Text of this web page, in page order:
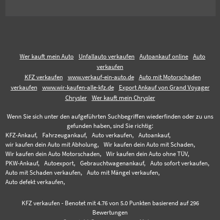
Wer kauft mein Auto Unfallauto verkaufen Autoankauf online
Auto
verkaufen
KFZ verkaufen
www.verkauf-ein-auto.de
Auto mit Motorschaden
verkaufen
www.wir-kaufen-alle-kfz.de
Export Ankauf von Grand Voyager
Chrysler
Wer kauft mein Chrysler
Wenn Sie sich unter den aufgeführten Suchbegriffen wiederfinden oder zu uns
gefunden haben, sind Sie richtig:
KFZ-Ankauf,
Fahrzeugankauf, Auto verkaufen,
Autoankauf,
wir kaufen dein Auto mit Abholung,
Wir kaufen dein Auto mit Schaden,
Wir kaufen dein Auto Motorschaden,
Wir kaufen dein Auto ohne TÜV,
PKW-Ankauf,
Autoexport, Gebrauchtwagenankauf,
Auto sofort verkaufen,
Auto mit Schaden verkaufen,
Auto mit Mängel verkaufen,
Auto defekt verkaufen,
KFZ verkaufen- Benotet mit 4.76von 5.0 Punkten basierend auf 296
Bewertungen